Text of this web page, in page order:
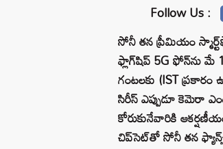
Follow Us :
సోనీ తన ప్రీమియం
ఫ్లాగ్‌షిప్ 5G ఫోన్‌ను
గంటలకు (IST ప్రకారం
సిరీస్ ఎప్పుడూ కెమెరా
కోరుకునేవారికి
చిప్‌సెట్‌తో సోనీ తన